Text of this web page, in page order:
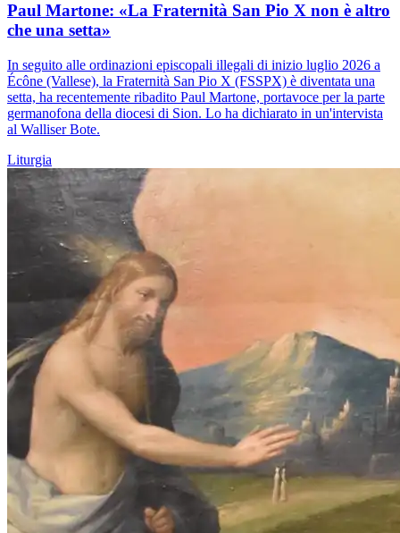
Paul Martone: «La Fraternità San Pio X non è altro
che una setta»
In seguito alle ordinazioni episcopali illegali di inizio luglio 2026 a
Écône (Vallese), la Fraternità San Pio X (FSSPX) è diventata una
setta, ha recentemente ribadito Paul Martone, portavoce per la parte
germanofona della diocesi di Sion. Lo ha dichiarato in un'intervista
al Walliser Bote.
Liturgia